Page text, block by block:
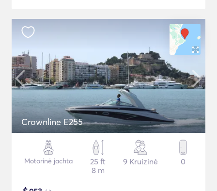
Crownline E255
Motorinė jachta
25 ft
8 m
9 Kruizinė 0